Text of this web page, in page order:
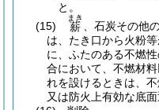
と。
(15)
薪
まき
、石炭その他
は、たき口から火粉
に、ふたのある不燃
合において、不燃材
れを設けるときは、
又は防火上有効な底面